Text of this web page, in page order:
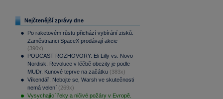
Nejčtenější zprávy dne
Po raketovém růstu přichází vybírání zisků.
Zaměstnanci SpaceX prodávají akcie
(390x)
PODCAST ROZHOVORY: Eli Lilly vs. Novo
Nordisk. Revoluce v léčbě obezity je podle
MUDr. Kunové teprve na začátku (383x)
Víkendář: Nebojte se, Warsh ve skutečnosti
nemá velení (269x)
Vysychající řeky a ničivé požáry v Evropě.